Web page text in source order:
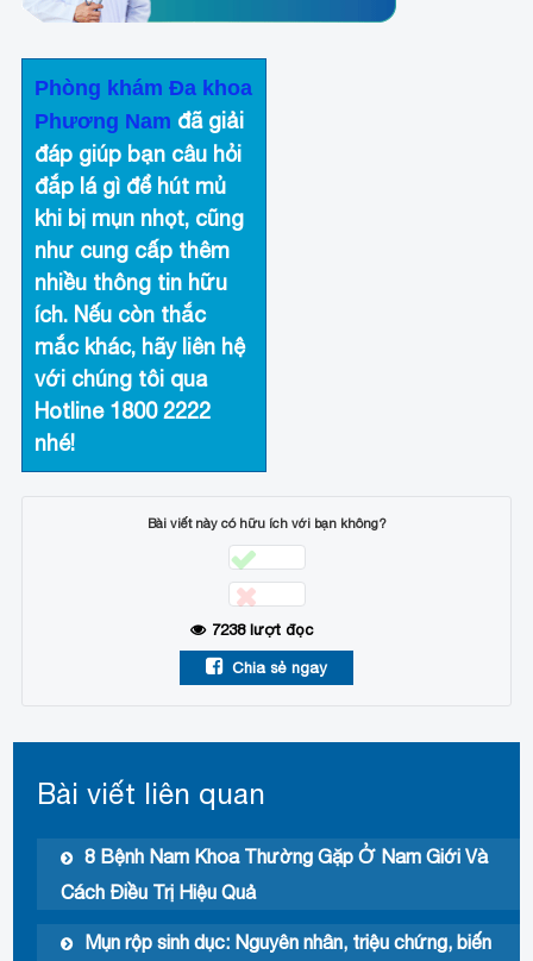
Phòng khám Đa khoa
Phương Nam đã giải
đáp giúp bạn câu hỏi
đắp lá gì để hút mủ
khi bị mụn nhọt, cũng
như cung cấp thêm
nhiều thông tin hữu
ích. Nếu còn thắc
mắc khác, hãy liên hệ
với chúng tôi qua
Hotline 1800 2222
nhé!
Bài viết này có hữu ích với bạn không?
7238lượt đọc
Chia sẻ ngay
Bài viết liên quan
8 Bệnh Nam Khoa Thường Gặp Ở Nam Giới Và
Cách Điều Trị Hiệu Quả
Mụn rộp sinh dục: Nguyên nhân, triệu chứng, biến